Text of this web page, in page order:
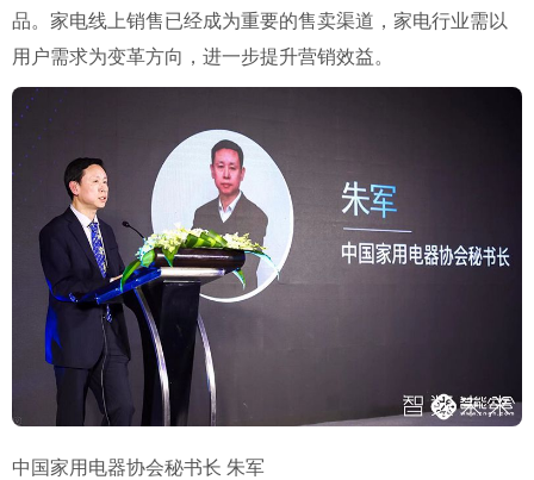
品。家电线上销售已经成为重要的售卖渠道，家电行业需以
用户需求为变革方向，进一步提升营销效益。
中国家用电器协会秘书长 朱军